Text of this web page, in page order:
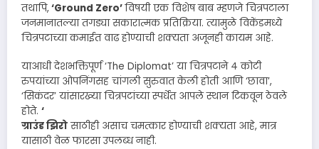
तथापि,‘Ground Zero’विषयी एक विशेष बाब म्हणजे चित्रपटाला
जनमानातल्या तगड्या सकारात्मक प्रतिक्रिया. त्यामुळे विकेंडमध्ये
चित्रपटाच्या कमाईत वाढ होण्याची शक्यता अजूनही कायम आहे.
याआधी देशभक्तिपूर्ण ‘The Diplomat’ या चित्रपटाने ४ कोटी
रुपयांच्या ओपनिंगसह चांगली सुरुवात केली होती आणि ‘छावा’,
‘सिकंदर’ यांसारख्या चित्रपटांच्या स्पर्धेत आपले स्थान टिकवून ठेवले
होते. ‘
ग्राउंड झिरो साठीही असाच चमत्कार होण्याची शक्यता आहे, मात्र
यासाठी वेळ फारसा उपलब्ध नाही.